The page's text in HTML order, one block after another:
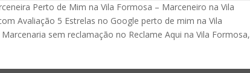
Perto de Mim na Vila Formosa – Marceneiro na Vila
Avaliação 5 Estrelas no Google perto de mim na Vila
sem reclamação no Reclame Aqui na Vila Formosa,